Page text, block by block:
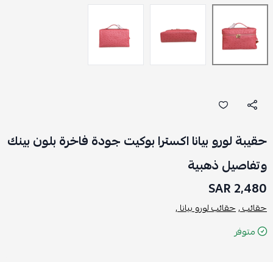
حقيبة لورو بيانا اكسترا بوكيت جودة فاخرة بلون بينك
وتفاصيل ذهبية
2,480 SAR
حقائب ,حقائب لورو بيانا ,
متوفر